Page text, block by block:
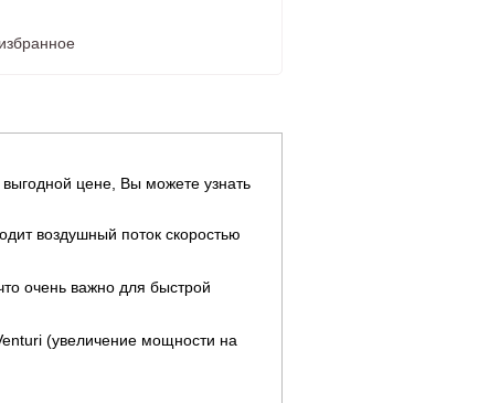
цене, Вы можете узнать
воздушный поток скоростью
очень важно для быстрой
(увеличение мощности на